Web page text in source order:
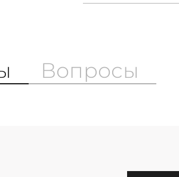
Вопросы